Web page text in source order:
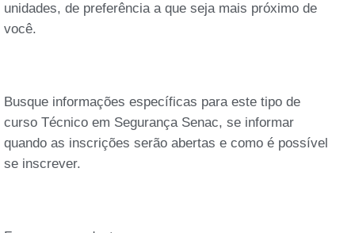
unidades, de preferência a que seja mais próximo de
você.
Busque informações específicas para este tipo de
curso Técnico em Segurança Senac, se informar
quando as inscrições serão abertas e como é possível
se inscrever.